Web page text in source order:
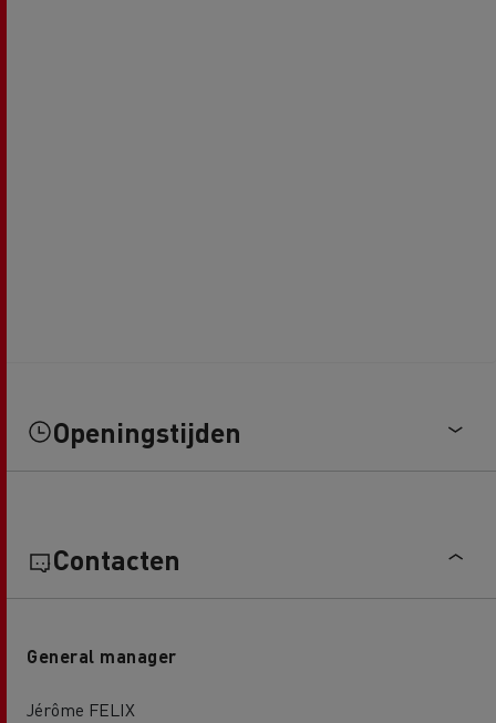
Openingstijden
Contacten
General manager
Jérôme FELIX